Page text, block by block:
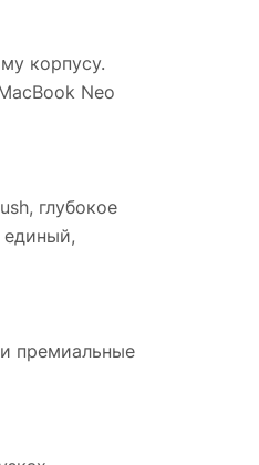
корпусу.
Neo
глубокое
единый,
премиальные